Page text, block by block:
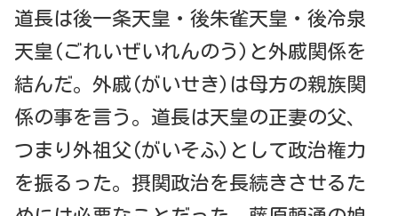
道長は後一条天皇・後朱雀天皇・後冷泉
天皇(ごれいぜいれんのう)と外戚関係を
結んだ。外戚(がいせき)は母方の親族関
係の事を言う。道長は天皇の正妻の父、
つまり外祖父(がいそふ)として政治権力
を振るった。摂関政治を長続きさせるた